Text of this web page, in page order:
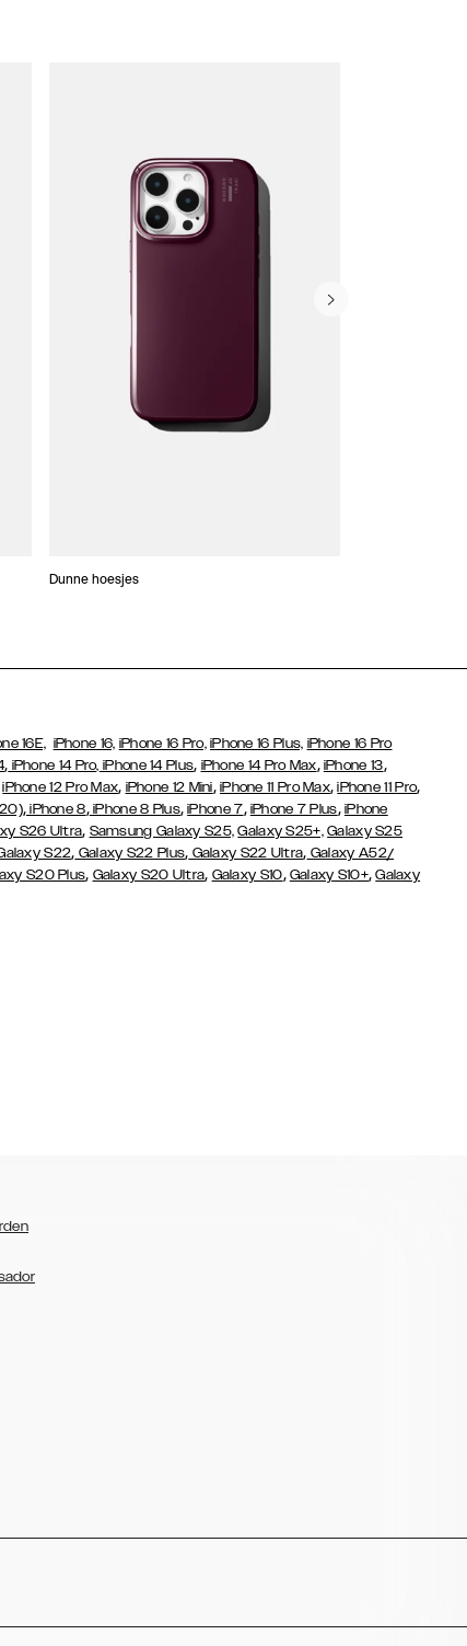
Dunne hoesjes
16E, iPhone 16, iPhone 16 Pro, iPhone 16 Plus, iPhone 16 Pro
, iPhone 14 Pro, iPhone 14 Plus, iPhone 14 Pro Max, iPhone 13,
iPhone 12 Pro Max, iPhone 12 Mini, iPhone 11 Pro Max,iPhone 11 Pro,
,iPhone 8,iPhone 8 Plus,iPhone 7, iPhone 7 Plus, iPhone
S26 Ultra, Samsung Galaxy S25, Galaxy S25+, Galaxy S25
S22, Galaxy S22 Plus, Galaxy S22 Ultra, Galaxy A52/
S20 Plus, Galaxy S20 Ultra, Galaxy S10, Galaxy S10+,Galaxy